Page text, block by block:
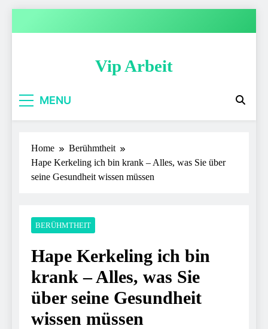
Vip Arbeit
MENU
Home
Berühmtheit
Hape Kerkeling ich bin krank – Alles, was Sie über
seine Gesundheit wissen müssen
BERÜHMTHEIT
Hape Kerkeling ich bin
krank – Alles, was Sie
über seine Gesundheit
wissen müssen